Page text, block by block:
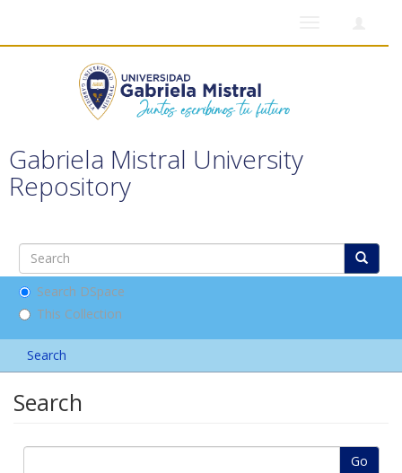
Gabriela Mistral University
Repository
Search DSpace
This Collection
Search
Search
Go